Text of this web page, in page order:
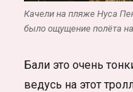
Качели на пляже Нуса
было ощущение полёта
Бали это очень
ведусь на этот